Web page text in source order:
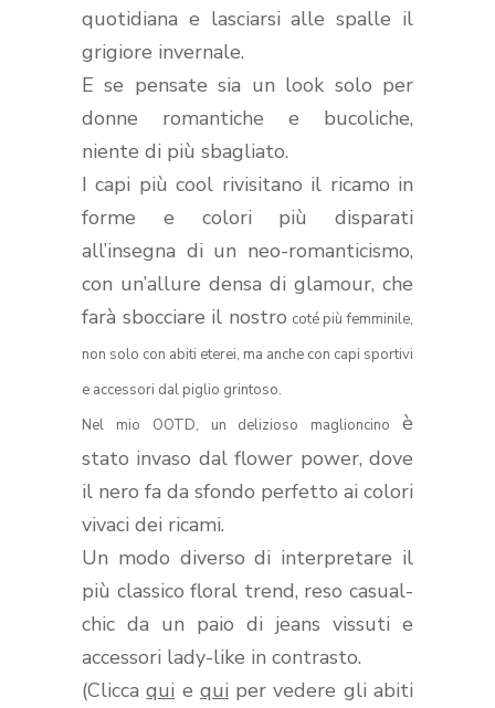
quotidiana e lasciarsi alle spalle il
grigiore invernale.
E se pensate sia un look solo per
donne romantiche e bucoliche,
niente di più sbagliato.
I capi più cool rivisitano il ricamo in
forme e colori più disparati
all’insegna di un neo-romanticismo,
con un’allure densa di glamour, che
farà sbocciare il nostro coté più femminile,
non solo con abiti eterei, ma anche con capi sportivi
e accessori dal piglio grintoso.
Nel mio OOTD, un delizioso maglioncino è
stato invaso dal flower power, dove
il nero fa da sfondo perfetto ai colori
vivaci dei ricami.
Un modo diverso di interpretare il
più classico floral trend, reso casual-
chic da un paio di jeans vissuti e
accessori lady-like in contrasto.
(Cliccaqui e qui per vedere gli abiti